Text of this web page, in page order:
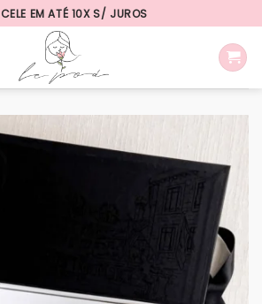
EM ATÉ 10X S/ JUROS